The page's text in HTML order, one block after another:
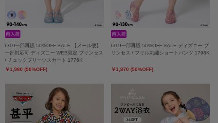
6/19一部再販 50%OFF SALE 【メール便】
一部対応可 ディズニー WEB限定 プリンセス
/ チェックプリーツスカート 1776K
￥1,980 (50%OFF)
6/19一部再販 50%OFF SALE ディズニー プ
リンセス / フリル刺繍ショートパンツ 1798K
￥1,870 (50%OFF)